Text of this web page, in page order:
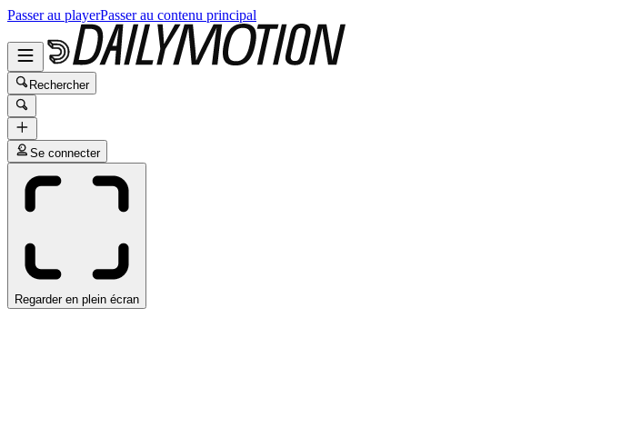
Passer au playerPasser au contenu principal
Rechercher
Se connecter
Regarder en plein écran